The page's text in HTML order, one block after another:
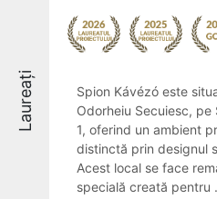
Laureați
Spion Kávézó este
Odorheiu Secuiesc, pe
1, oferind un ambient
distinctă prin designul
Acest local se face
specială creată pentru